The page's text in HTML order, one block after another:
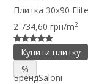
Плитка 30x90
2 734,60 грн/m2
Купити плитку
%
БрендSaloni